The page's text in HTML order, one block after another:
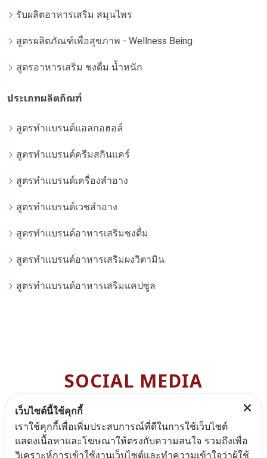
รับผลิตอาหารเสริม สมุนไพร
สูตรผลิตภัณฑ์เพื่อสุขภาพ - Wellness Being
สูตรอาหารเสริม ชงดื่ม น้ำหนัก
ประเภทผลิตภัณฑ์
สูตรทำแบรนด์แอลกอฮอล์
สูตรทำแบรนด์ครีมสกินแคร์
สูตรทำแบรนด์เครื่องสำอาง
สูตรทำแบรนด์เวชสำอาง
สูตรทำแบรนด์อาหารเสริมชงดื่ม
สูตรทำแบรนด์อาหารเสริมผงวิตามิน
สูตรทำแบรนด์อาหารเสริมแคปซูล
SOCIAL MEDIA
สามารถติดตามพรีมา แคร์ ได้ตามช่องทางต่างๆ เพื่อไม่ให้ท่านพ
ลาดโปรโมชั่นดีๆ
เว็บไซต์นี้ใช้คุกกี้
เราใช้คุกกี้เพื่อเพิ่มประสบการณ์ที่ดีในการใช้เว็บไซต์
แสดงเนื้อหาและโฆษณาให้ตรงกับความสนใจ รวมถึงเพื่อ
วิเคราะห์การเข้าใช้งานเว็บไซต์และทำความเข้าใจว่าผู้ใช้